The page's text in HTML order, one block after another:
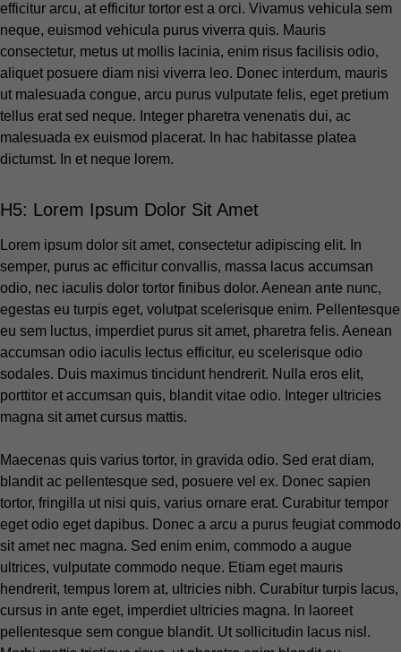
efficitur arcu, at efficitur tortor est a orci. Vivamus vehicula sem
neque, euismod vehicula purus viverra quis. Mauris
consectetur, metus ut mollis lacinia, enim risus facilisis odio,
aliquet posuere diam nisi viverra leo. Donec interdum, mauris
ut malesuada congue, arcu purus vulputate felis, eget pretium
tellus erat sed neque. Integer pharetra venenatis dui, ac
malesuada ex euismod placerat. In hac habitasse platea
dictumst. In et neque lorem.
H5: Lorem Ipsum Dolor Sit Amet
Lorem ipsum dolor sit amet, consectetur adipiscing elit. In
semper, purus ac efficitur convallis, massa lacus accumsan
odio, nec iaculis dolor tortor finibus dolor. Aenean ante nunc,
egestas eu turpis eget, volutpat scelerisque enim. Pellentesque
eu sem luctus, imperdiet purus sit amet, pharetra felis. Aenean
accumsan odio iaculis lectus efficitur, eu scelerisque odio
sodales. Duis maximus tincidunt hendrerit. Nulla eros elit,
porttitor et accumsan quis, blandit vitae odio. Integer ultricies
magna sit amet cursus mattis.
Maecenas quis varius tortor, in gravida odio. Sed erat diam,
blandit ac pellentesque sed, posuere vel ex. Donec sapien
tortor, fringilla ut nisi quis, varius ornare erat. Curabitur tempor
eget odio eget dapibus. Donec a arcu a purus feugiat commodo
sit amet nec magna. Sed enim enim, commodo a augue
ultrices, vulputate commodo neque. Etiam eget mauris
hendrerit, tempus lorem at, ultricies nibh. Curabitur turpis lacus,
cursus in ante eget, imperdiet ultricies magna. In laoreet
pellentesque sem congue blandit. Ut sollicitudin lacus nisl.